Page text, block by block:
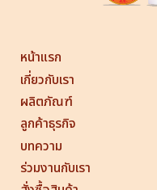
หน้าแรก
เกี่ยวกับเรา
ผลิตภัณฑ์
ลูกค้าธุรกิจ
บทความ
ร่วมงานกับเรา